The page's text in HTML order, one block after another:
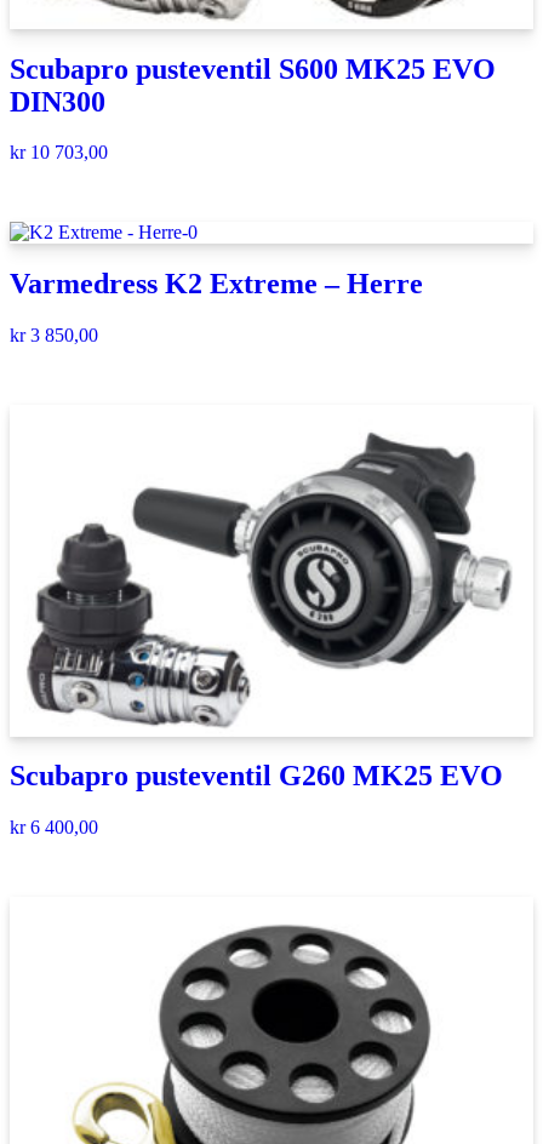
Scubapro pusteventil S600 MK25 EVO
DIN300
kr10 703,00
Varmedress K2 Extreme – Herre
kr3 850,00
Scubapro pusteventil G260 MK25 EVO
kr6 400,00